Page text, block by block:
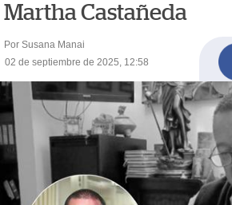
Martha Castañeda
Por Susana Manai
02 de septiembre de 2025, 12:58